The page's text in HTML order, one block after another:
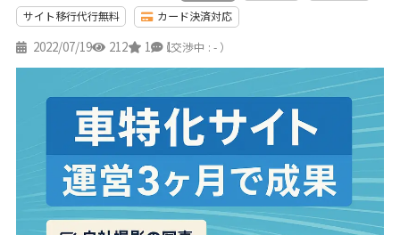
サイト移行代行無料
カード決済対応
2022/07/19 212 1 1
（交渉中 : - ）